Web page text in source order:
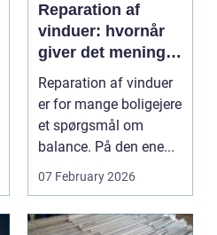
Reparation af
vinduer: hvornår
giver det mening,
og hvad skal du
vælge?
Reparation af vinduer
er for mange boligejere
et spørgsmål om
balance. På den ene...
07 February 2026